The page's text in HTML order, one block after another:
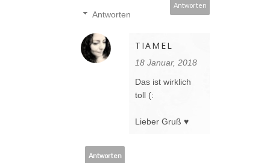
Antworten
Antworten
TIAMEL
18 Januar, 2018
Das ist wirklich
toll (:
Lieber Gruß ♥
Antworten